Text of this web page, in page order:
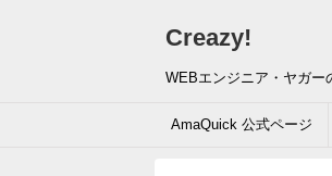
Creazy!
WEBエンジニア・ヤガー
AmaQuick 公式ページ